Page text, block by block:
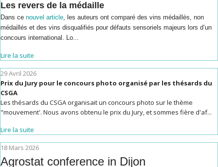
Les revers de la médaille
Dans ce nouvel article, les auteurs ont comparé des vins médaillés, non
médaillés et des vins disqualifiés pour défauts sensoriels majeurs lors d’un
concours international. Lo...
Lire la suite
29 Avril 2026
Prix du Jury pour le concours photo organisé par les thésards du
CSGA
Les thésards du CSGA organisait un concours photo sur le thème
"mouvement'. Nous avons obtenu le prix du Jury, et sommes fière d'af...
Lire la suite
18 Mars 2026
Agrostat conference in Dijon